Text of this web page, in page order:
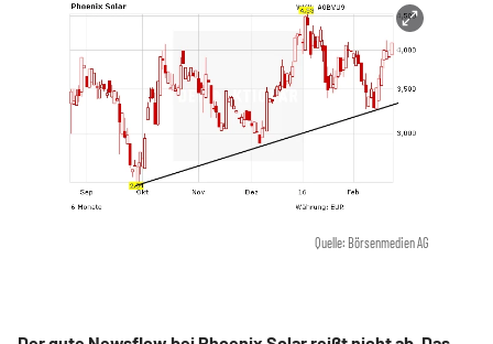
Quelle: Börsenmedien AG